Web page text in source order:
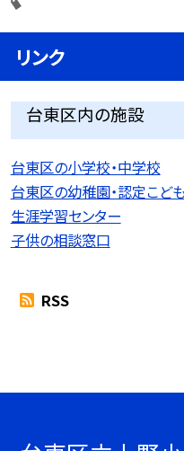
リンク
台東区内の施設
台東区の小学校・中学校
台東区の幼稚園・認定こど
生涯学習センター
子供の相談窓口
RSS